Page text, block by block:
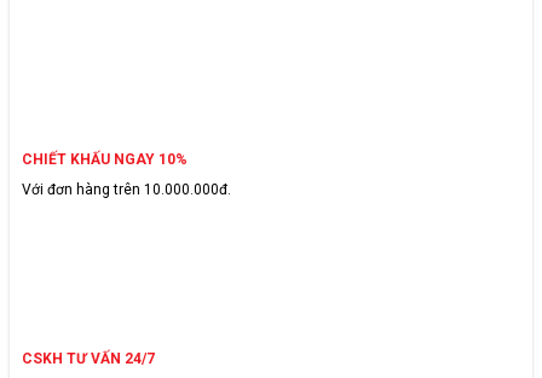
CHIẾT KHẤU NGAY 10%
Với đơn hàng trên 10.000.000đ.
CSKH TƯ VẤN 24/7